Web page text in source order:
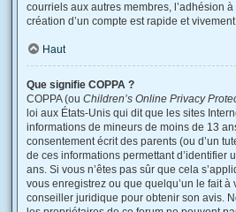
courriels aux autres membres, l’adhésion
création d’un compte est rapide et
Haut
Que signifie COPPA ?
COPPA (ou Children’s Online Privacy
loi aux États-Unis qui dit que les sites
informations de mineurs de moins de 13
consentement écrit des parents (ou d’un
de ces informations permettant d’identifier
ans. Si vous n’êtes pas sûr que cela
vous enregistrez ou que quelqu’un le fait à
conseiller juridique pour obtenir son avis.